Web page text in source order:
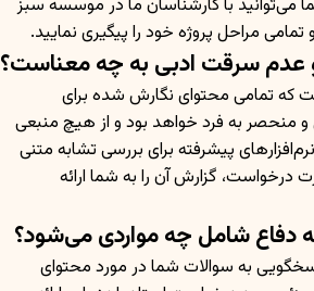
می‌توانید با کارشناسان ما در موسسه سبز
تمامی مراحل پروژه خود را پیگیری نمایید.
که تمامی محتوای نگارش شده برای
و منحصر به فرد خواهد بود و از هیچ منبعی
پیشرفته برای بررسی تشابه متنی
درخواست، گزارش آن را به شما ارائه
به سوالات شما در مورد محتوای